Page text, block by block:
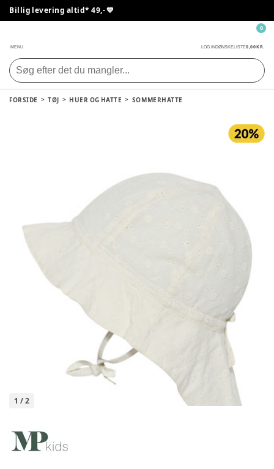
Billig levering altid* 49,- 💙
MENU LOG INDØNSKELISTE0,00 KR.
0
FORSIDE TØJ HUER OG HATTE SOMMERHATTE
1 /2